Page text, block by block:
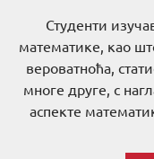
Студенти
математике, као
вероватноћа,
многе друге, с
аспекте